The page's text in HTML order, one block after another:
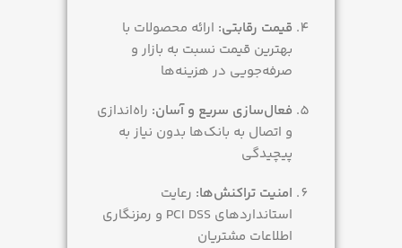
قیمت رقابتی: ارائه محصولات با
بهترین قیمت نسبت به بازار و
صرفه‌جویی در هزینه‌ها
فعال‌سازی سریع و آسان: راه‌اندازی
و اتصال به بانک‌ها بدون نیاز به
پیچیدگی
امنیت تراکنش‌ها: رعایت
استانداردهای PCI DSS و رمزنگاری
اطلاعات مشتریان